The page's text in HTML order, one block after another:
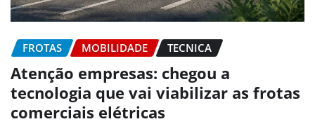
FROTAS MOBILIDADE TECNICA
Atenção empresas: chegou a
tecnologia que vai viabilizar as frotas
comerciais elétricas